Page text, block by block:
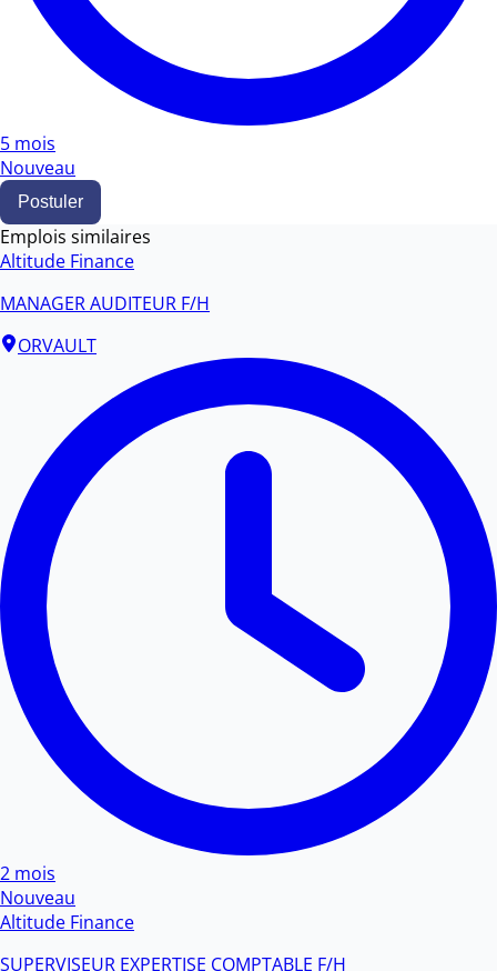
5 mois
Nouveau
Postuler
Emplois similaires
Altitude Finance
MANAGER AUDITEUR F/H
ORVAULT
2 mois
Nouveau
Altitude Finance
SUPERVISEUR EXPERTISE COMPTABLE F/H